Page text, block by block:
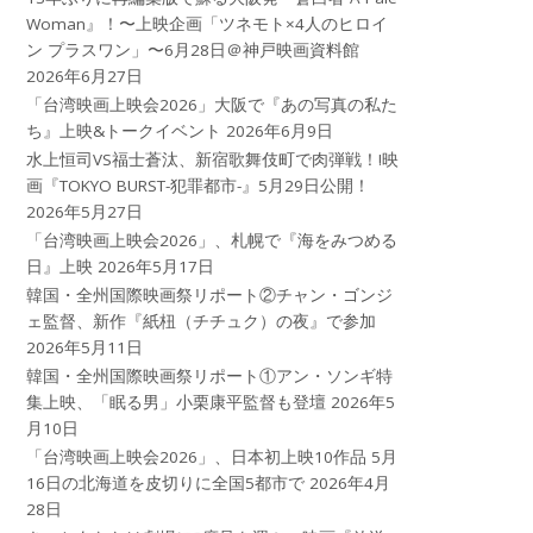
Woman』！〜上映企画「ツネモト×4人のヒロイ
ン プラスワン」〜6月28日＠神戸映画資料館
2026年6月27日
「台湾映画上映会2026」大阪で『あの写真の私た
ち』上映&トークイベント 2026年6月9日
水上恒司VS福士蒼汰、新宿歌舞伎町で肉弾戦！!映
画『TOKYO BURST-犯罪都市-』5月29日公開！
2026年5月27日
「台湾映画上映会2026」、札幌で『海をみつめる
日』上映 2026年5月17日
韓国・全州国際映画祭リポート②チャン・ゴンジ
ェ監督、新作『紙杻（チチュク）の夜』で参加
2026年5月11日
韓国・全州国際映画祭リポート①アン・ソンギ特
集上映、「眠る男」小栗康平監督も登壇 2026年5
月10日
「台湾映画上映会2026」、日本初上映10作品 5月
16日の北海道を皮切りに全国5都市で 2026年4月
28日